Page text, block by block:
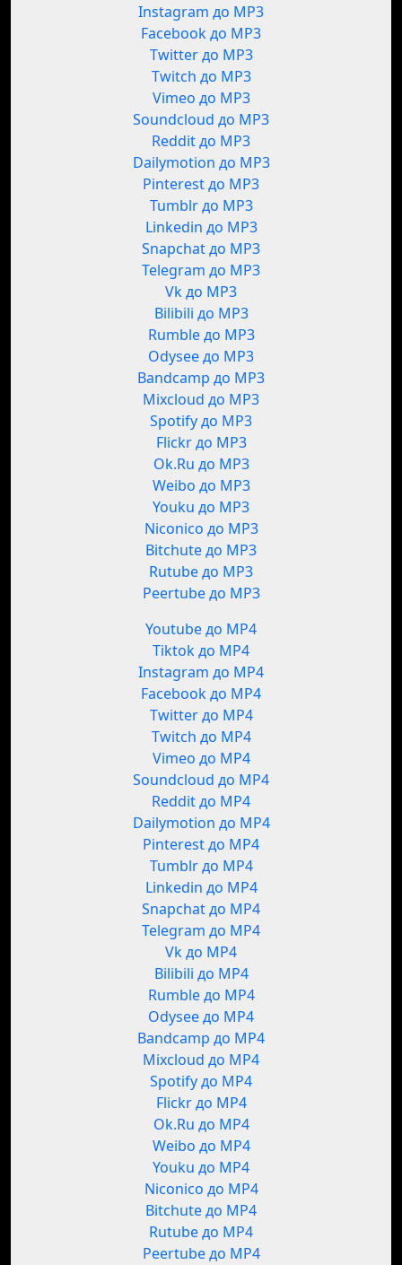
Instagram до MP3
Facebook до MP3
Twitter до MP3
Twitch до MP3
Vimeo до MP3
Soundcloud до MP3
Reddit до MP3
Dailymotion до MP3
Pinterest до MP3
Tumblr до MP3
Linkedin до MP3
Snapchat до MP3
Telegram до MP3
Vk до MP3
Bilibili до MP3
Rumble до MP3
Odysee до MP3
Bandcamp до MP3
Mixcloud до MP3
Spotify до MP3
Flickr до MP3
Ok.Ru до MP3
Weibo до MP3
Youku до MP3
Niconico до MP3
Bitchute до MP3
Rutube до MP3
Peertube до MP3
Youtube до MP4
Tiktok до MP4
Instagram до MP4
Facebook до MP4
Twitter до MP4
Twitch до MP4
Vimeo до MP4
Soundcloud до MP4
Reddit до MP4
Dailymotion до MP4
Pinterest до MP4
Tumblr до MP4
Linkedin до MP4
Snapchat до MP4
Telegram до MP4
Vk до MP4
Bilibili до MP4
Rumble до MP4
Odysee до MP4
Bandcamp до MP4
Mixcloud до MP4
Spotify до MP4
Flickr до MP4
Ok.Ru до MP4
Weibo до MP4
Youku до MP4
Niconico до MP4
Bitchute до MP4
Rutube до MP4
Peertube до MP4